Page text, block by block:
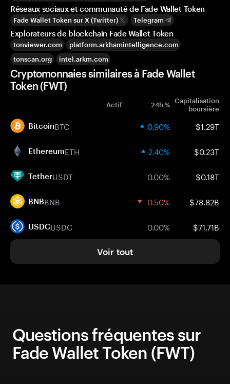
Réseaux sociaux et communauté de Fade Wallet Token
Fade Wallet Token sur X (Twitter) Telegram
Explorateurs de blockchain Fade Wallet Token
tonviewer.com
platform.arkhamintelligence.com
tonscan.org
intel.arkm.com
Cryptomonnaies similaires à Fade Wallet
Token (FWT)
Actif 24h % Capitalisation
boursière
BitcoinBTC 0.90% $1.29T
EthereumETH 2.40% $0.23T
TetherUSDT 0.00% $0.18T
BNBBNB -0.50% $78.82B
USDCUSDC 0.00% $71.71B
Voir tout
Questions fréquentes sur
Fade Wallet Token (FWT)